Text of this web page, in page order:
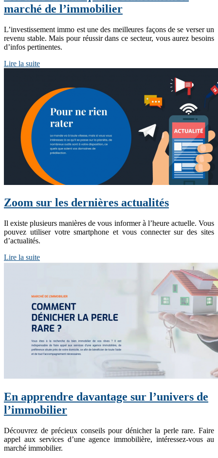
marché de l’immobilier
L’investissement immo est une des meilleures façons de se verser un
revenu stable. Mais pour réussir dans ce secteur, vous aurez besoins
d’infos pertinentes.
Lire la suite
Zoom sur les dernières actualités
Il existe plusieurs manières de vous informer à l’heure actuelle. Vous
pouvez utiliser votre smartphone et vous connecter sur des sites
d’actualités.
Lire la suite
En apprendre davantage sur l’univers de
l’immobilier
Découvrez de précieux conseils pour dénicher la perle rare. Faire
appel aux services d’une agence immobilière, intéressez-vous au
marché immobilier.